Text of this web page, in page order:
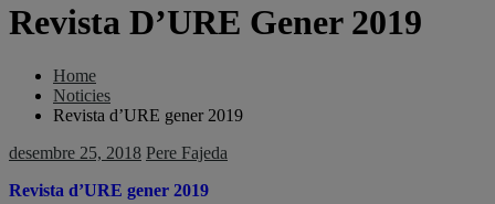
Revista D’URE Gener 2019
Home
Noticies
Revista d’URE gener 2019
desembre 25, 2018 Pere Fajeda
Revista d’URE gener 2019